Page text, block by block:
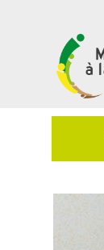
Taper